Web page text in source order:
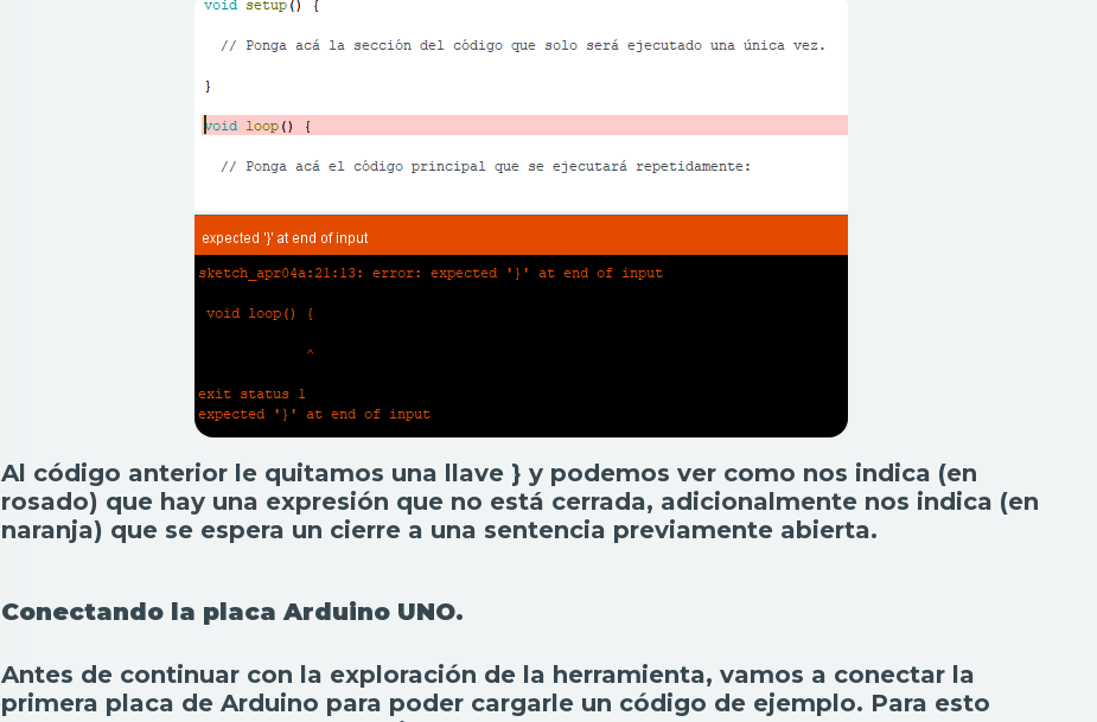
Al código anterior le quitamos una llave } y podemos ver como nos indica (en
rosado) que hay una expresión que no está cerrada, adicionalmente nos indica (en
naranja) que se espera un cierre a una sentencia previamente abierta.
Conectando la placa Arduino UNO.
Antes de continuar con la exploración de la herramienta, vamos a conectar la
primera placa de Arduino para poder cargarle un código de ejemplo. Para esto